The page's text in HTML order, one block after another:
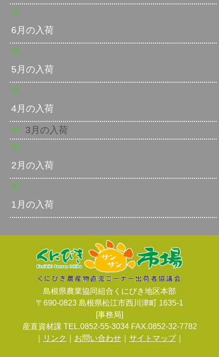
6月の入荷
5月の入荷
4月の入荷
3月の入荷
2月の入荷
1月の入荷
島根県農業協同組合くにびき地区本部
〒690-0823 島根県松江市西川津町 1635-1
[事務局]
産直資材課 TEL.0852-55-3034 FAX.0852-32-7782
リンク お問い合わせ サイトマップ｜